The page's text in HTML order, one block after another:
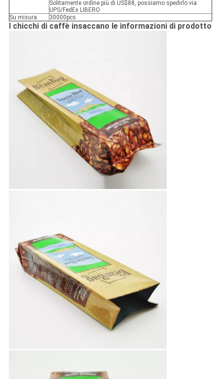
Solitamente ordine più di US$88, possiamo spedirlo via
UPS/FedEx LIBERO
Su misura
30000pcs
I chicchi di caffè insaccano le informazioni di prodotto